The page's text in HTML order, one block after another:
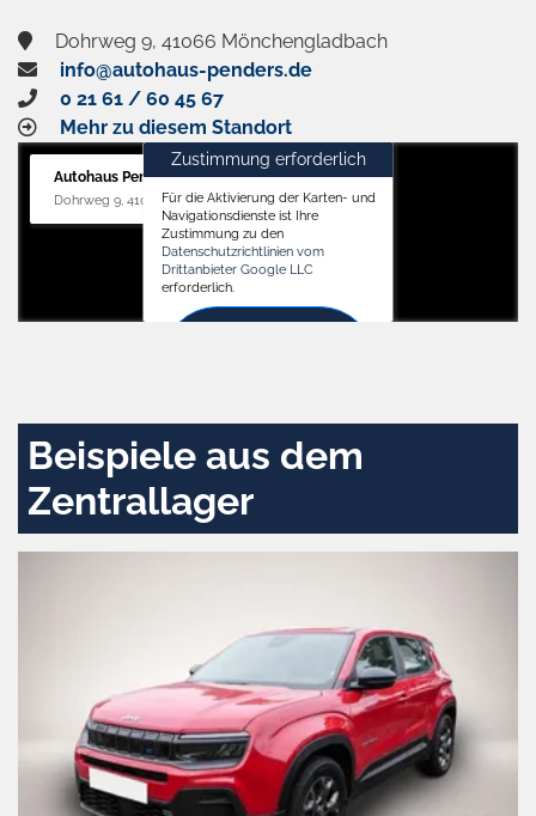
Dohrweg 9, 41066 Mönchengladbach
info@autohaus-penders.de
0 21 61 / 60 45 67
Mehr zu diesem Standort
Autohaus Penders (Service)
Dohrweg 9, 41066 Mönchengladbach
Zustimmung erforderlich
Für die Aktivierung der Karten- und
Navigationsdienste ist Ihre
Zustimmung zu den
Datenschutzrichtlinien vom
Drittanbieter Google LLC
erforderlich.
Beispiele aus dem
Zentrallager